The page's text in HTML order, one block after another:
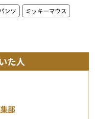
ンツ
ミッキーマウス
た人
部